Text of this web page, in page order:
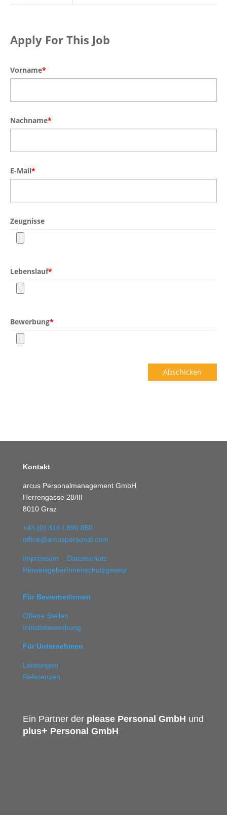
Apply For This Job
Vorname*
Nachname*
E-Mail*
Zeugnisse
Lebenslauf*
Bewerbung*
Abschicken
Kontakt
arcus Personalmanagement GmbH
Herrengasse 28/III
8010 Graz
+43 (0) 316 / 890 850
office@arcuspersonal.com
Impressum – Datenschutz –
HinweisgeberInnenschutzgesetz
Für Bewerber/innen
Offene Stellen
Initiativbewerbung
Für Unternehmen
Leistungen
Referenzen
Ein Partner derplease Personal GmbH und
plus+ Personal GmbH